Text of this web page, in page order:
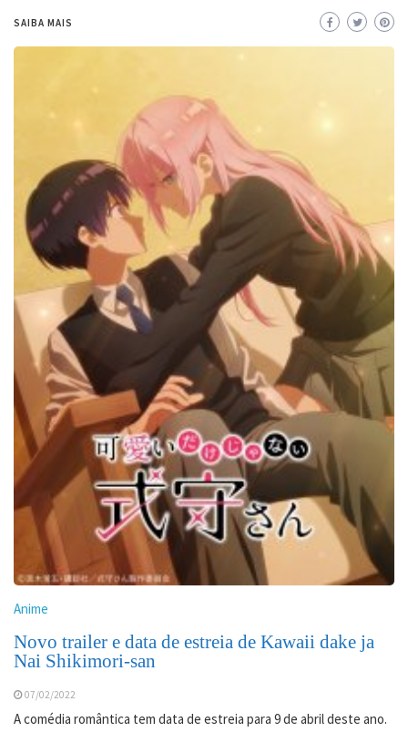
SAIBA MAIS
Anime
Novo trailer e data de estreia de Kawaii dake ja
Nai Shikimori-san
07/02/2022
A comédia romântica tem data de estreia para 9 de abril deste ano.